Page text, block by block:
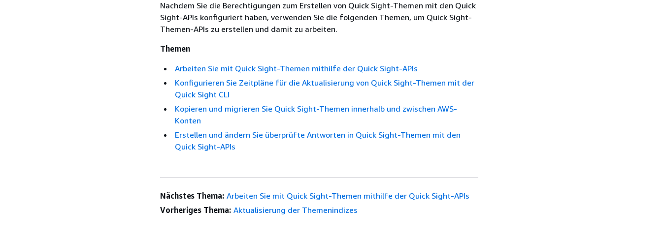
Nachdem Sie die Berechtigungen zum Erstellen von Quick Sight-Themen mit den Quick
Sight-APIs konfiguriert haben, verwenden Sie die folgenden Themen, um Quick Sight-
Themen-APIs zu erstellen und damit zu arbeiten.
Themen
Arbeiten Sie mit Quick Sight-Themen mithilfe der Quick Sight-APIs
Konfigurieren Sie Zeitpläne für die Aktualisierung von Quick Sight-Themen mit der
Quick Sight CLI
Kopieren und migrieren Sie Quick Sight-Themen innerhalb und zwischen AWS-
Konten
Erstellen und ändern Sie überprüfte Antworten in Quick Sight-Themen mit den
Quick Sight-APIs
Nächstes Thema: Arbeiten Sie mit Quick Sight-Themen mithilfe der Quick Sight-APIs
Vorheriges Thema: Aktualisierung der Themenindizes